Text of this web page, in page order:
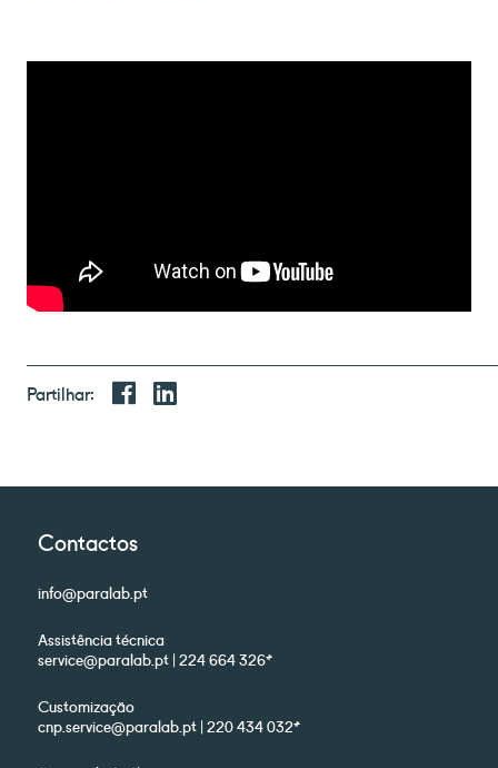
Partilhar:
Contactos
info@paralab.pt
Assistência técnica
service@paralab.pt | 224 664 326*
Customização
cnp.service@paralab.pt | 220 434 032*